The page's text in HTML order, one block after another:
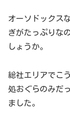
オーソドックス
ぎがたっぷりな
しょうか。
総社エリアでこ
処おぐらのみだ
ました。